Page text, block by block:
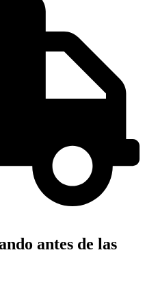
antes de las